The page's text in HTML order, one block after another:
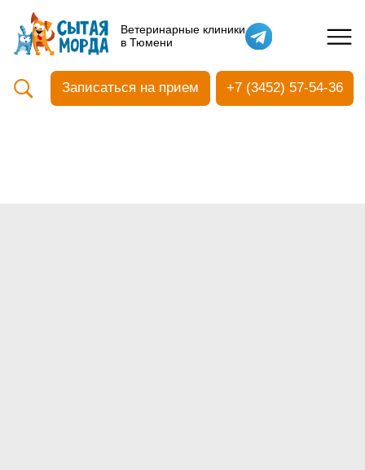
Ветеринарные клиники
в Тюмени
Кастрация собак
Вакцинация
Ультразвуковая чистка зубов
Общий анализ крови